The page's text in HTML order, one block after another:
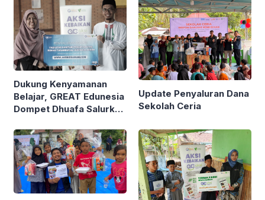
Dukung Kenyamanan
Belajar, GREAT Edunesia
Dompet Dhuafa Salurkan
untuk Renovasi 4 Sarana
Sanitasi di RTQ Ali Imron
Bogor
Update Penyaluran Dana
Sekolah Ceria